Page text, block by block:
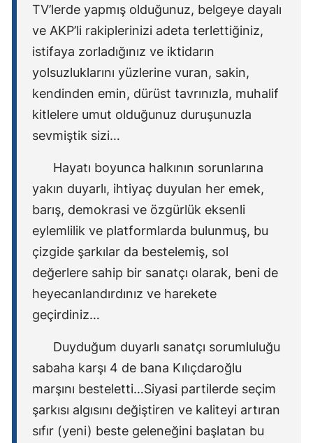
TV’lerde yapmış olduğunuz, belgeye dayalı
ve AKP’li rakiplerinizi adeta terlettiğiniz,
istifaya zorladığınız ve iktidarın
yolsuzluklarını yüzlerine vuran, sakin,
kendinden emin, dürüst tavrınızla, muhalif
kitlelere umut olduğunuz duruşunuzla
sevmiştik sizi…
Hayatı boyunca halkının sorunlarına
yakın duyarlı, ihtiyaç duyulan her emek,
barış, demokrasi ve özgürlük eksenli
eylemlilik ve platformlarda bulunmuş, bu
çizgide şarkılar da bestelemiş, sol
değerlere sahip bir sanatçı olarak, beni de
heyecanlandırdınız ve harekete
geçirdiniz…
Duyduğum duyarlı sanatçı sorumluluğu
sabaha karşı 4 de bana Kılıçdaroğlu
marşını besteletti…Siyasi partilerde seçim
şarkısı algısını değiştiren ve kaliteyi artıran
sıfır (yeni) beste geleneğini başlatan bu